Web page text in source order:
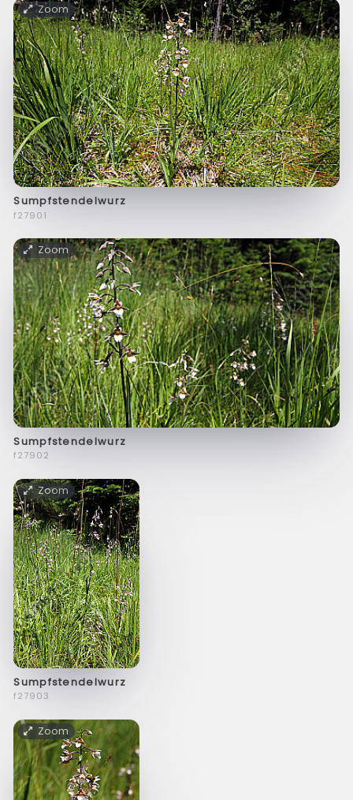
Zoom
Sumpfstendelwurz
f27901
Zoom
Sumpfstendelwurz
f27902
Zoom
Sumpfstendelwurz
f27903
Zoom